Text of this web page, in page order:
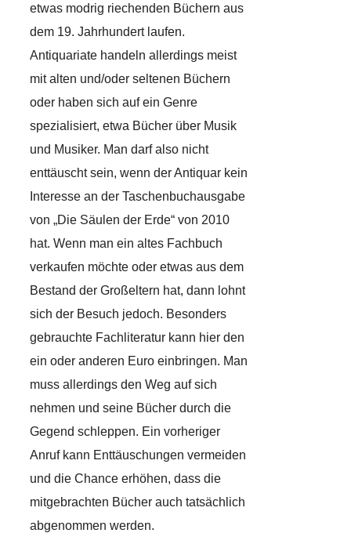
etwas modrig riechenden Büchern aus
dem 19. Jahrhundert laufen.
Antiquariate handeln allerdings meist
mit alten und/oder seltenen Büchern
oder haben sich auf ein Genre
spezialisiert, etwa Bücher über Musik
und Musiker. Man darf also nicht
enttäuscht sein, wenn der Antiquar kein
Interesse an der Taschenbuchausgabe
von „Die Säulen der Erde“ von 2010
hat. Wenn man ein altes Fachbuch
verkaufen möchte oder etwas aus dem
Bestand der Großeltern hat, dann lohnt
sich der Besuch jedoch. Besonders
gebrauchte Fachliteratur kann hier den
ein oder anderen Euro einbringen. Man
muss allerdings den Weg auf sich
nehmen und seine Bücher durch die
Gegend schleppen. Ein vorheriger
Anruf kann Enttäuschungen vermeiden
und die Chance erhöhen, dass die
mitgebrachten Bücher auch tatsächlich
abgenommen werden.